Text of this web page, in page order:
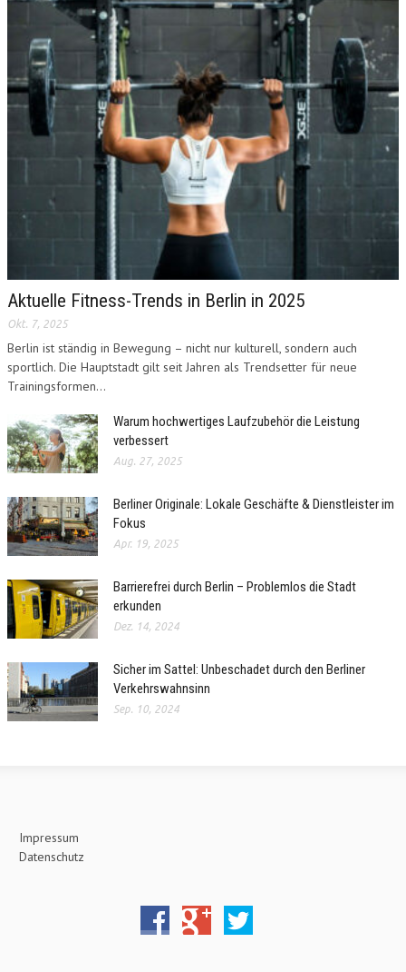
Aktuelle Fitness-Trends in Berlin in 2025
Okt. 7, 2025
Berlin ist ständig in Bewegung – nicht nur kulturell, sondern auch
sportlich. Die Hauptstadt gilt seit Jahren als Trendsetter für neue
Trainingsformen...
Warum hochwertiges Laufzubehör die Leistung
verbessert
Aug. 27, 2025
Berliner Originale: Lokale Geschäfte & Dienstleister im
Fokus
Apr. 19, 2025
Barrierefrei durch Berlin – Problemlos die Stadt
erkunden
Dez. 14, 2024
Sicher im Sattel: Unbeschadet durch den Berliner
Verkehrswahnsinn
Sep. 10, 2024
Impressum
Datenschutz